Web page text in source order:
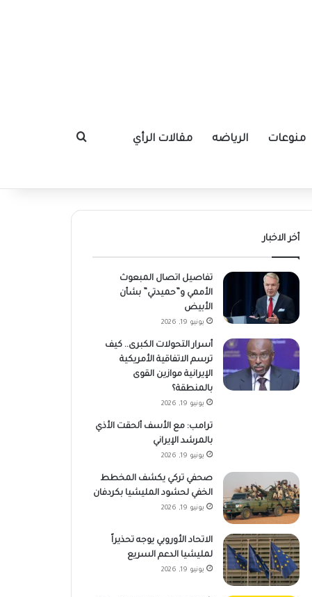
منوعات الرياضه مقالات الرأي بحث عن
أخر الاخبار
تفاصيل اتصال المبعوث
الأممي و”حميدتي” بشأن
الأبيض
يونيو 19, 2026
أسرار التحولات الكبرى.. كيف
ترسم الاتفاقية الأمريكية
الإيرانية موازين القوى
بالمنطقة؟
يونيو 19, 2026
ترامب: مع الأسف ألحقت الأذي
بالمرشد الإيراني
يونيو 19, 2026
صحفي تركي يكشف المخطط
الخفي لحشود المليشيا بكردفان
يونيو 19, 2026
الاتحاد الأوروبي يوجه تحذيراً
لمليشيا الدعم السريع
يونيو 19, 2026